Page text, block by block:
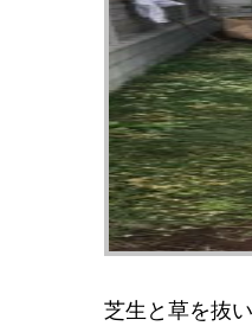
芝生と草を抜